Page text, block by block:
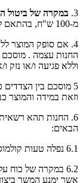
3. במקרה של ביטול
מ-100 ש"ח, בהתאם להוראות החוק.
4. אם סופק המוצר
החנות עצמה . מוסכם
וללא פגיעה ו/או נזק
5 מוסכם בין הצדדים כי הלקוח
וזאת במידה והמוצר
6. החנות תהא
הבאים:
6.1 נפלה טעות קולמוס , בין אם במחיר המוצר ובין אם בתיאור המוצר .
6.2 במקרה של
אשר ימנע המשך